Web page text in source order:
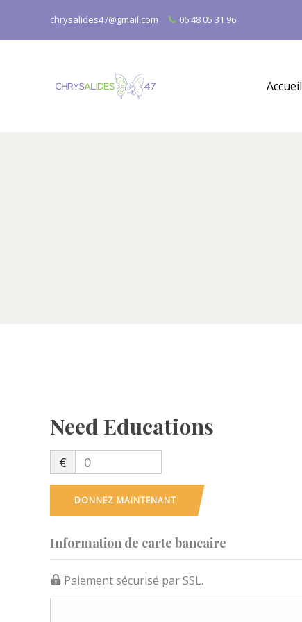
chrysalides47@gmail.com 06 48 05 31 96
Accueil
Need Educations
€ 0
DONNEZ MAINTENANT
Information de carte bancaire
Paiement sécurisé par SSL.